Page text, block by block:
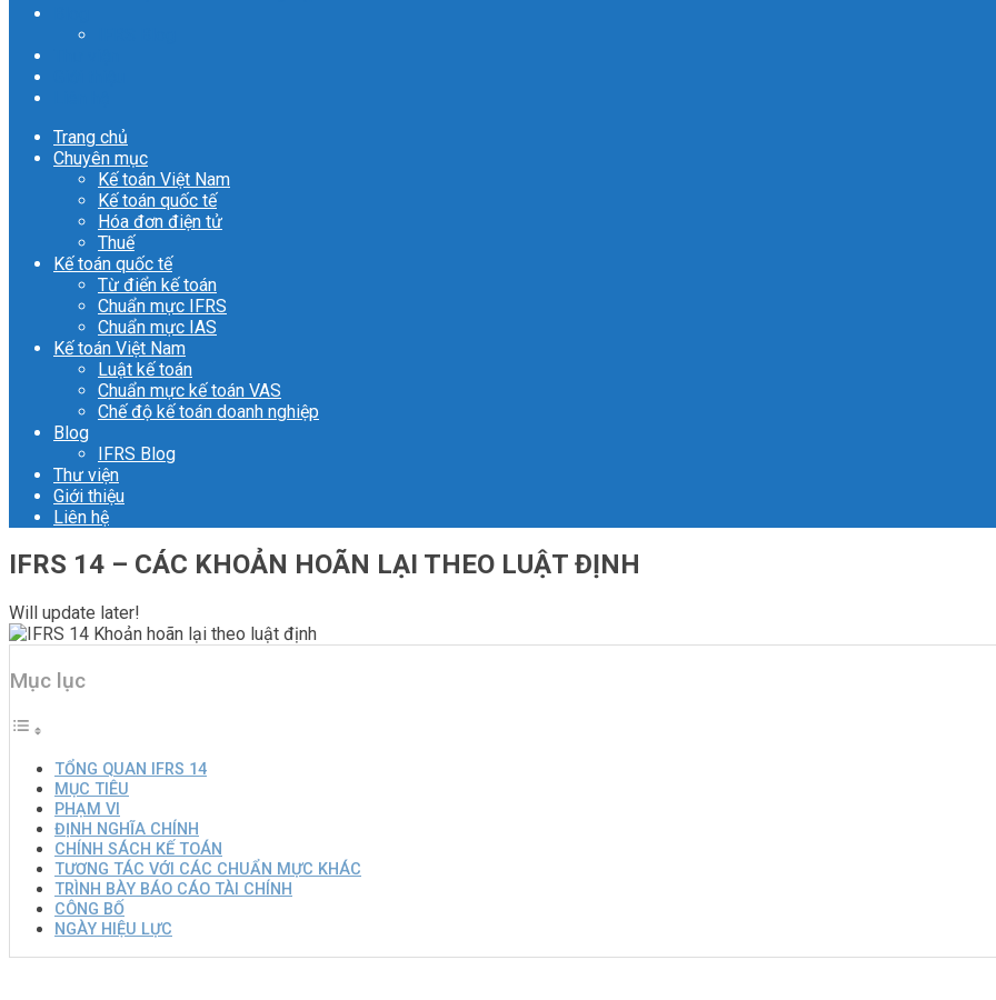
Trang chủ
Chuyên mục
Kế toán Việt Nam
Kế toán quốc tế
Hóa đơn điện tử
Thuế
Kế toán quốc tế
Từ điển kế toán
Chuẩn mực IFRS
Chuẩn mực IAS
Kế toán Việt Nam
Luật kế toán
Chuẩn mực kế toán VAS
Chế độ kế toán doanh nghiệp
Blog
IFRS Blog
Thư viện
Giới thiệu
Liên hệ
IFRS 14 – CÁC KHOẢN HOÃN LẠI THEO LUẬT ĐỊNH
Will update later!
Mục lục
TỔNG QUAN IFRS 14
MỤC TIÊU
PHẠM VI
ĐỊNH NGHĨA CHÍNH
CHÍNH SÁCH KẾ TOÁN
TƯƠNG TÁC VỚI CÁC CHUẨN MỰC KHÁC
TRÌNH BÀY BÁO CÁO TÀI CHÍNH
CÔNG BỐ
NGÀY HIỆU LỰC